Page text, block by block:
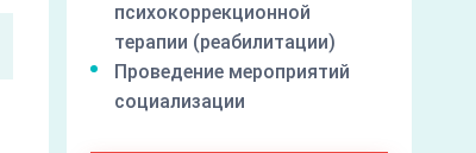
психокоррекционной
терапии (реабилитации)
Проведение мероприятий
социализации